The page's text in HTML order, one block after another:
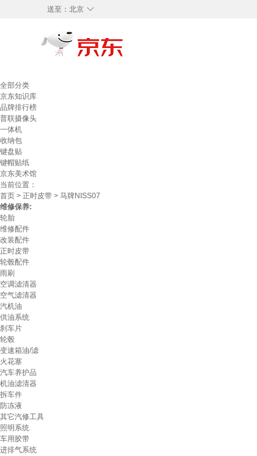
◇
送至： 北京
全部分类
京东知识库
品牌排行榜
普联摄像头
一体机
收纳包
键盘贴
键帽贴纸
京东美术馆
当前位置：
首页 > 正时皮带 > 马牌NISS07
维修保养:
轮胎
维修配件
改装配件
正时皮带
轮毂配件
雨刷
空调滤清器
空气滤清器
汽机油
供油系统
刹车片
轮毂
变速箱油/滤
火花塞
汽车养护品
机油滤清器
拆车件
防冻液
其它汽修工具
照明系统
车用胶带
进排气系统